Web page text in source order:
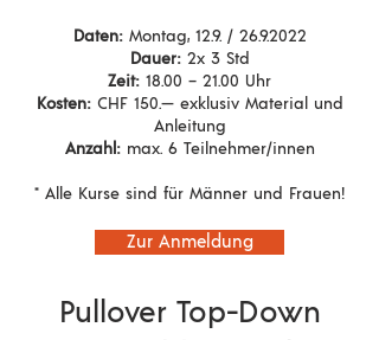
Daten:Montag, 12.9. / 26.9.2022
Dauer:2x 3 Std
Zeit: 18.00 – 21.00 Uhr
Kosten:CHF 150.— exklusiv Material und
Anleitung
Anzahl:max. 6 Teilnehmer/innen
* Alle Kurse sind für Männer und Frauen!
Zur Anmeldung
Pullover Top-Down